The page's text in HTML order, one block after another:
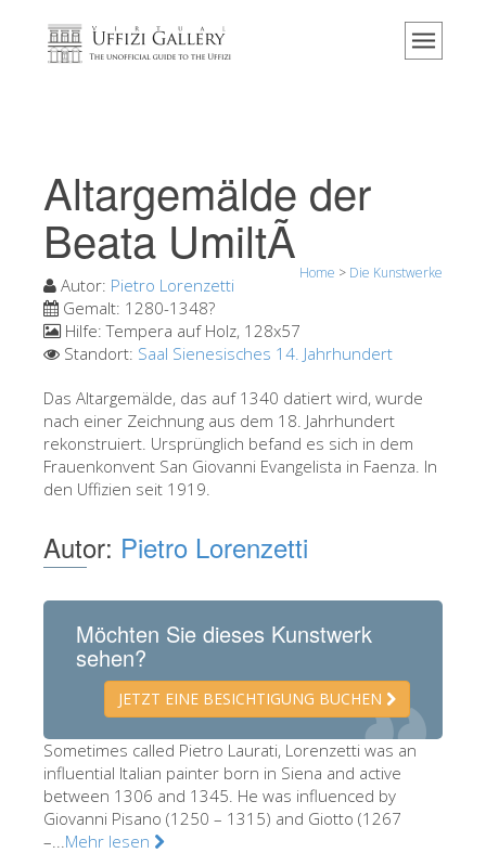
Home
Veranstaltungen & Ausstellungen
Besucher Bewertungen
Die Uffizien entdecken
Jetzt buchen
Virtuelle Tour
Die Kunstwerke
Die Säle
Neuen Säle
Bargello Museum
Palatina Galerie
Medici Kapelle
San Marco Museum
Archäologisches Museum
Altargemälde der
Beata UmiltÃ
Home > Die Kunstwerke
Autor: Pietro Lorenzetti
Gemalt: 1280-1348?
Hilfe:Tempera auf Holz, 128x57
Standort: Saal Sienesisches 14. Jahrhundert
Das Altargemälde, das auf 1340 datiert wird, wurde
nach einer Zeichnung aus dem 18. Jahrhundert
rekonstruiert. Ursprünglich befand es sich in dem
Frauenkonvent San Giovanni Evangelista in Faenza. In
den Uffizien seit 1919.
Autor: Pietro Lorenzetti
Möchten Sie dieses Kunstwerk
sehen?
JETZT EINE BESICHTIGUNG BUCHEN
Sometimes called Pietro Laurati, Lorenzetti was an
influential Italian painter born in Siena and active
between 1306 and 1345. He was influenced by
Giovanni Pisano (1250 – 1315) and Giotto (1267
–...Mehr lesen